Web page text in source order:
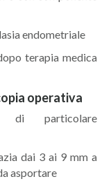
endometriale
terapia medica
operativa
di particolare
dai 3 ai 9 mm a
asportare